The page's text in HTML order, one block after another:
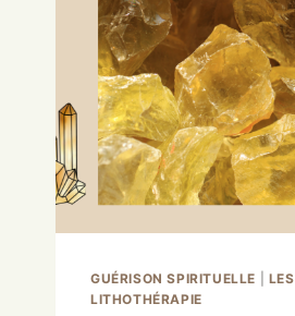
GUÉRISON SPIRITUELLE
LITHOTHÉRAPIE